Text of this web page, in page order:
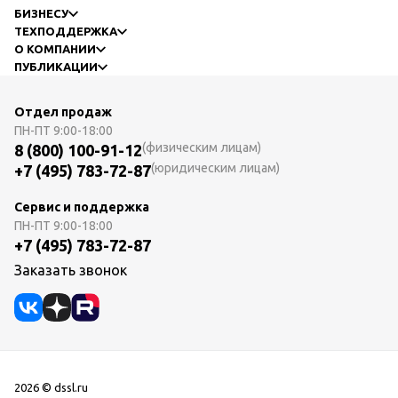
БИЗНЕСУ
ТЕХПОДДЕРЖКА
О КОМПАНИИ
ПУБЛИКАЦИИ
Отдел продаж
ПН-ПТ 9:00-18:00
8 (800) 100-91-12(физическим лицам)
+7 (495) 783-72-87(юридическим лицам)
Сервис и поддержка
ПН-ПТ 9:00-18:00
+7 (495) 783-72-87
Заказать звонок
2026 © dssl.ru